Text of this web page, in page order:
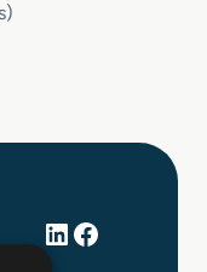
LinkedIn
Facebook